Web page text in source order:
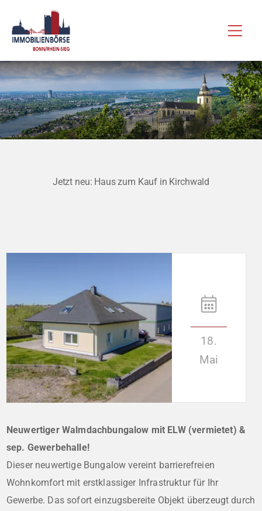
Inhalt
springen
Jetzt neu: Haus zum Kauf in Kirchwald
18.
Mai
Neuwertiger Walmdachbungalow mit ELW (vermietet) &
sep. Gewerbehalle!
Dieser neuwertige Bungalow vereint barrierefreien
Wohnkomfort mit erstklassiger Infrastruktur für Ihr
Gewerbe. Das sofort einzugsbereite Objekt überzeugt durch